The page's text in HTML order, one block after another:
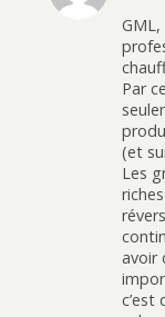
Par
(et
Les
avoir
c’est